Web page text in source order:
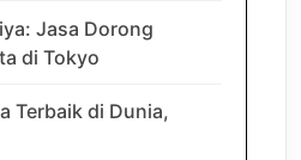
Jasa Dorong
di Tokyo
Terbaik di Dunia,